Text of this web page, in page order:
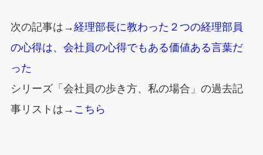
次の記事は→経理部長に教わった２つの経理部員
の心得は、会社員の心得でもある価値ある言葉だ
った
シリーズ「会社員の歩き方、私の場合」の過去記
事リストは→ こちら